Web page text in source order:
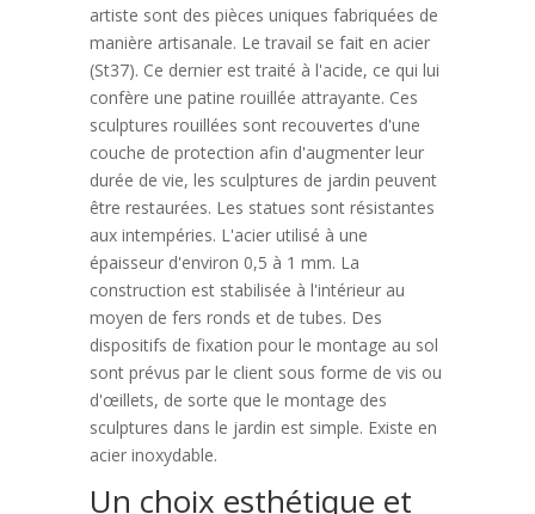
artiste sont des pièces uniques fabriquées de
manière artisanale. Le travail se fait en acier
(St37). Ce dernier est traité à l'acide, ce qui lui
confère une patine rouillée attrayante. Ces
sculptures rouillées sont recouvertes d'une
couche de protection afin d'augmenter leur
durée de vie, les sculptures de jardin peuvent
être restaurées. Les statues sont résistantes
aux intempéries. L'acier utilisé à une
épaisseur d'environ 0,5 à 1 mm. La
construction est stabilisée à l'intérieur au
moyen de fers ronds et de tubes. Des
dispositifs de fixation pour le montage au sol
sont prévus par le client sous forme de vis ou
d'œillets, de sorte que le montage des
sculptures dans le jardin est simple. Existe en
acier inoxydable.
Un choix esthétique et